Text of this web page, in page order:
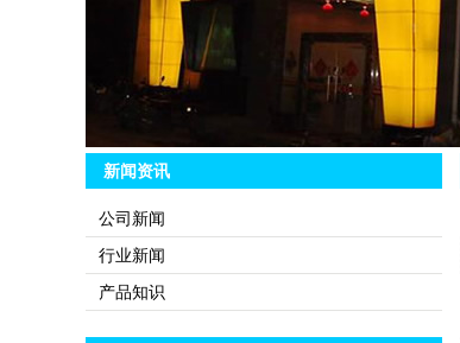
新闻资讯
公司新闻
行业新闻
产品知识